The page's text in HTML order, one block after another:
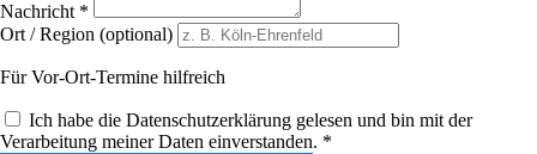
Nachricht *
Ort / Region (optional)
Für Vor-Ort-Termine hilfreich
Ich habe die Datenschutzerklärung gelesen und bin mit der
Verarbeitung meiner Daten einverstanden. *